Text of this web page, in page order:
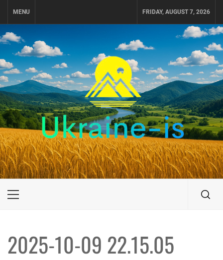
MENU FRIDAY, AUGUST 7, 2026
UKRAINE-IS
ПОДОРОЖI ПО УКРАЇНІ
Primary
2025-10-09 22.15.05